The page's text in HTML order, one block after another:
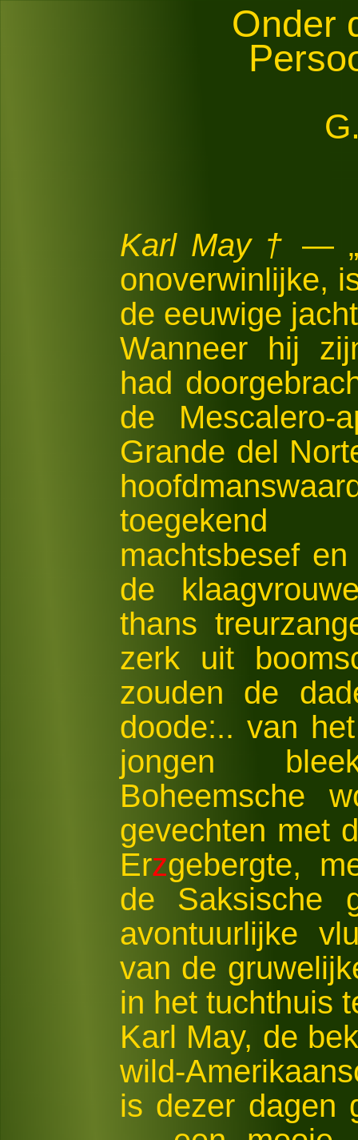
Onder
Karl May † —
onoverwinlijke,
de eeuwige
Wanneer hij
had
de Mescalero-
Grande del
toegekend
machtsbesef
de
thans
zerk uit
zouden de
doode:.. van
jongen
Boheemsche
gevechten met
Erzgebergte,
de Saksische
avontuurlijke
van de
in het tuchthuis
Karl May, de
wild-
is dezer dagen